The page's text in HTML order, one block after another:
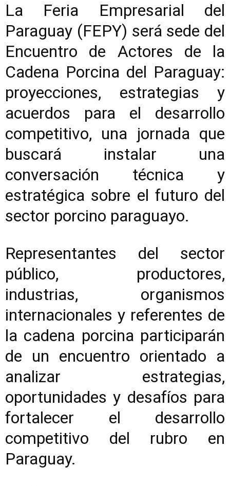
La Feria Empresarial del
Paraguay (FEPY) será sede del
Encuentro de Actores de la
Cadena Porcina del Paraguay:
proyecciones, estrategias y
acuerdos para el desarrollo
competitivo, una jornada que
buscará instalar una
conversación técnica y
estratégica sobre el futuro del
sector porcino paraguayo.
Representantes del sector
público, productores,
industrias, organismos
internacionales y referentes de
la cadena porcina participarán
de un encuentro orientado a
analizar estrategias,
oportunidades y desafíos para
fortalecer el desarrollo
competitivo del rubro en
Paraguay.